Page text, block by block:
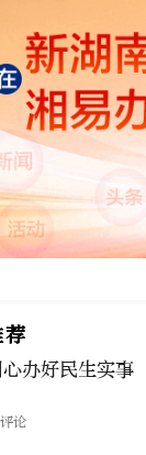
荐
办好民生实事
论